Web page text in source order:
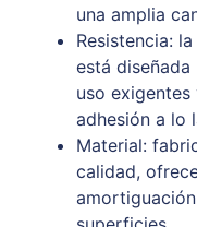
una amplia
Resistencia:
está
uso
adhesión a lo
Material:
calidad,